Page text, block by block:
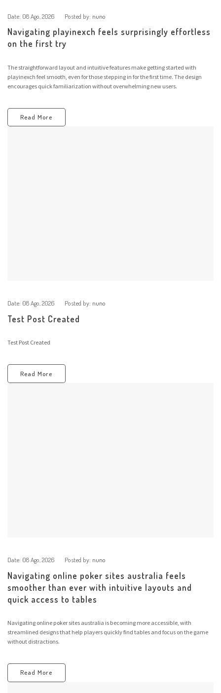
Date: 08 Ago, 2026 Posted by: nuno
Navigating playinexch feels surprisingly effortless
on the first try
The straightforward layout and intuitive features make getting started with
playinexch feel smooth, even for those stepping in for the first time. The design
encourages quick familiarization without overwhelming new users.
Read More
Date: 08 Ago, 2026 Posted by: nuno
Test Post Created
Test Post Created
Read More
Date: 08 Ago, 2026 Posted by: nuno
Navigating online poker sites australia feels
smoother than ever with intuitive layouts and
quick access to tables
Navigating online poker sites australia is becoming more accessible, with
streamlined designs that help players quickly find tables and focus on the game
without distractions.
Read More